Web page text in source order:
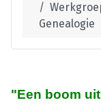
Genealogie
"Een boom